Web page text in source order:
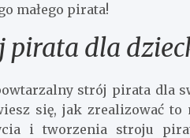
małego pirata!
pirata dla
strój pirata dla
się, jak zrealizować to
i tworzenia stroju